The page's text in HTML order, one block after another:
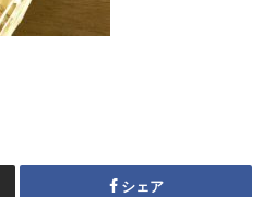
シェア